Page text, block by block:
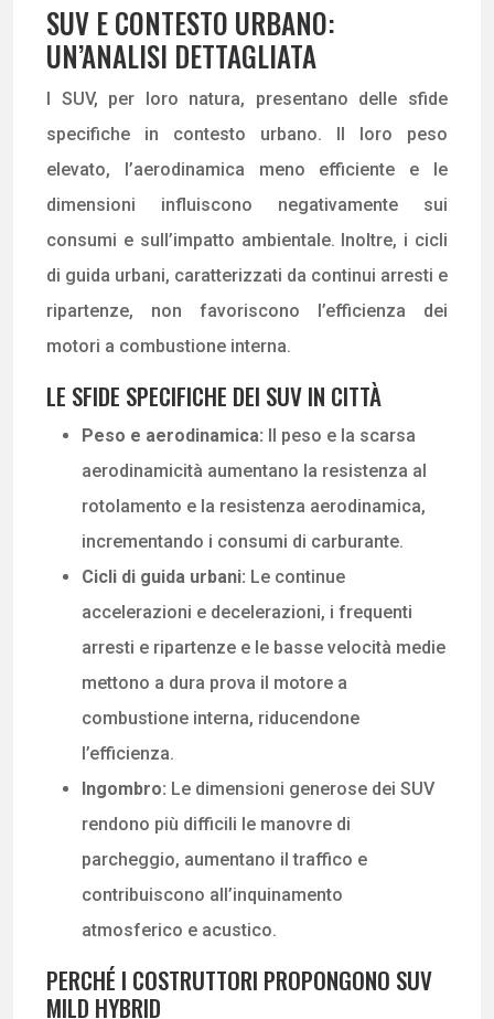
SUV E CONTESTO URBANO:
UN’ANALISI DETTAGLIATA
I SUV, per loro natura, presentano delle sfide
specifiche in contesto urbano. Il loro peso
elevato, l’aerodinamica meno efficiente e le
dimensioni influiscono negativamente sui
consumi e sull’impatto ambientale. Inoltre, i cicli
di guida urbani, caratterizzati da continui arresti e
ripartenze, non favoriscono l’efficienza dei
motori a combustione interna.
LE SFIDE SPECIFICHE DEI SUV IN CITTÀ
Peso e aerodinamica: Il peso e la scarsa
aerodinamicità aumentano la resistenza al
rotolamento e la resistenza aerodinamica,
incrementando i consumi di carburante.
Cicli di guida urbani: Le continue
accelerazioni e decelerazioni, i frequenti
arresti e ripartenze e le basse velocità medie
mettono a dura prova il motore a
combustione interna, riducendone
l’efficienza.
Ingombro: Le dimensioni generose dei SUV
rendono più difficili le manovre di
parcheggio, aumentano il traffico e
contribuiscono all’inquinamento
atmosferico e acustico.
PERCHÉ I COSTRUTTORI PROPONGONO SUV
MILD HYBRID